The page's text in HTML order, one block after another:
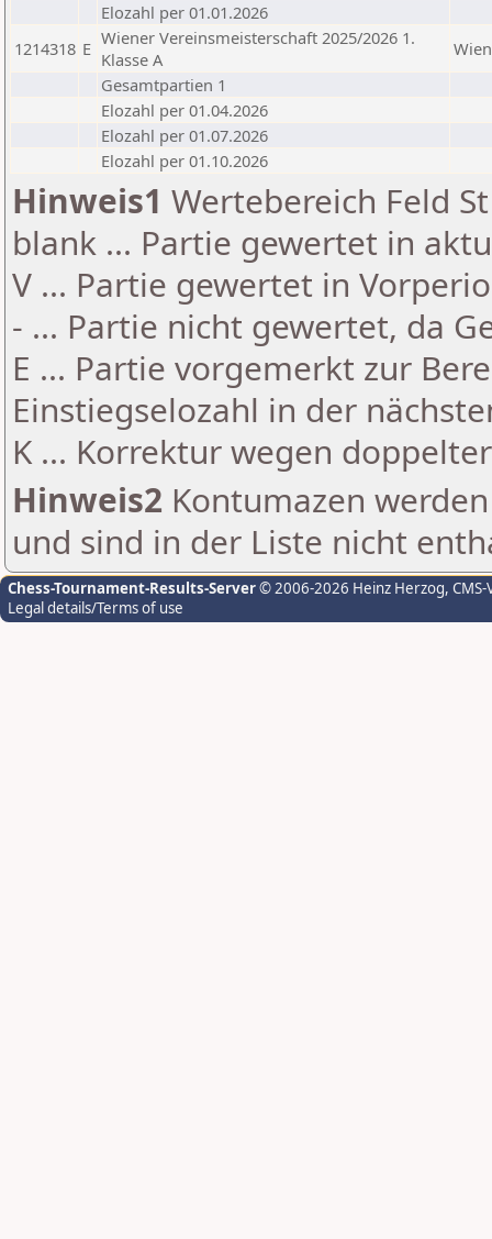
Elozahl per 01.01.2026
1214318 E Wiener Vereinsmeisterschaft 2025/2026 1.
Klasse A
Wien
Gesamtpartien 1
Elozahl per 01.04.2026
Elozahl per 01.07.2026
Elozahl per 01.10.2026
Hinweis1 Wertebereich Feld
blank ... Partie gewertet in
V ... Partie gewertet in
- ... Partie nicht gewertet, da
E ... Partie vorgemerkt zur
Einstiegselozahl in der
K ... Korrektur wegen
Hinweis2 Kontumazen
und sind in der Liste nicht
Chess-Tournament-Results-Server© 2006-2026 Heinz Herzog,
Legal details/Terms of use